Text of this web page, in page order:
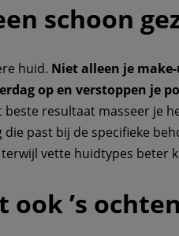
schoon
huid. Niet alleen je
op en verstoppen je
resultaat masseer je
past bij de specifieke
vette huidtypes beter
ook ’s